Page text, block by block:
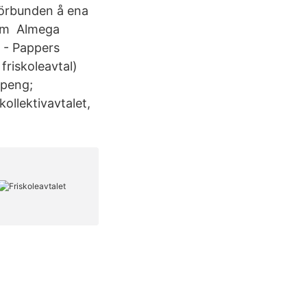
å ena
Almega
Pappers